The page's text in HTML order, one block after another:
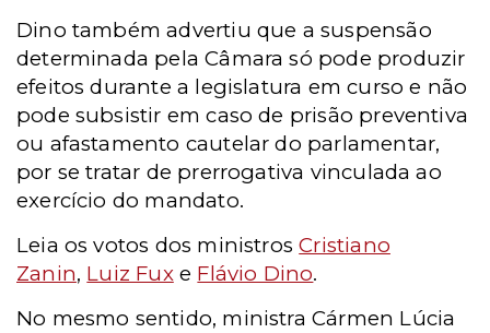
Dino também advertiu que a suspensão
determinada pela Câmara só pode produzir
efeitos durante a legislatura em curso e não
pode subsistir em caso de prisão preventiva
ou afastamento cautelar do parlamentar,
por se tratar de prerrogativa vinculada ao
exercício do mandato.
Leia os votos dos ministrosCristiano
Zanin, Luiz Fuxe Flávio Dino.
No mesmo sentido, ministra Cármen Lúcia